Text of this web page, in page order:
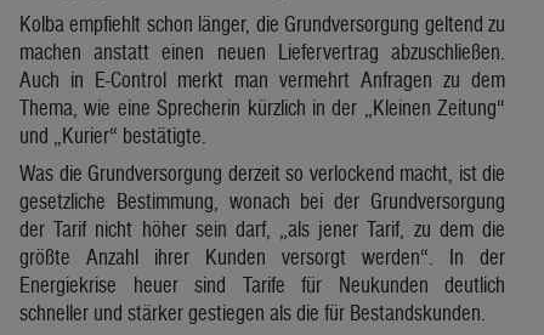
Kolba empfiehlt schon länger, die Grundversorgung geltend zu
machen anstatt einen neuen Liefervertrag abzuschließen.
Auch in E-Control merkt man vermehrt Anfragen zu dem
Thema, wie eine Sprecherin kürzlich in der „Kleinen Zeitung“
und „Kurier“ bestätigte.
Was die Grundversorgung derzeit so verlockend macht, ist die
gesetzliche Bestimmung, wonach bei der Grundversorgung
der Tarif nicht höher sein darf, „als jener Tarif, zu dem die
größte Anzahl ihrer Kunden versorgt werden“. In der
Energiekrise heuer sind Tarife für Neukunden deutlich
schneller und stärker gestiegen als die für Bestandskunden.